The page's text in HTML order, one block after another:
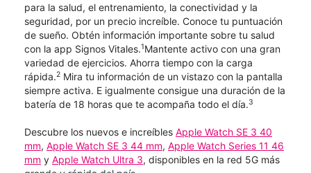
para la salud, el entrenamiento, la conectividad y la
seguridad, por un precio increíble. Conoce tu puntuación
de sueño. Obtén información importante sobre tu salud
con la app Signos Vitales.1Mantente activo con una gran
variedad de ejercicios. Ahorra tiempo con la carga
rápida.2 Mira tu información de un vistazo con la pantalla
siempre activa. E igualmente consigue una duración de la
batería de 18 horas que te acompaña todo el día.3
Descubre los nuevos e increíbles Apple Watch SE 3 40
mm, Apple Watch SE 3 44 mm, Apple Watch Series 11 46
mm y Apple Watch Ultra 3, disponibles en la red 5G más